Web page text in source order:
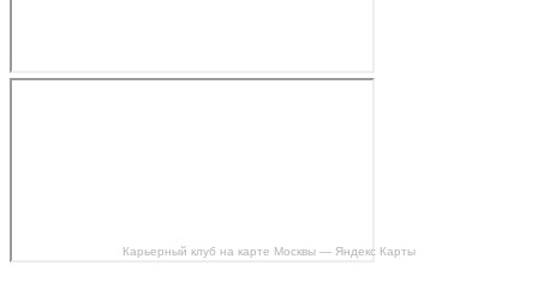
Карьерный клуб на карте Москвы — Яндекс Карты